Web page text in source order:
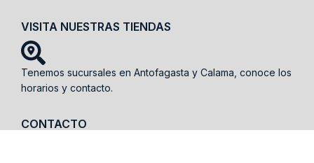
VISITA NUESTRAS TIENDAS
Tenemos sucursales en Antofagasta y Calama, conoce los
horarios y contacto.
CONTACTO